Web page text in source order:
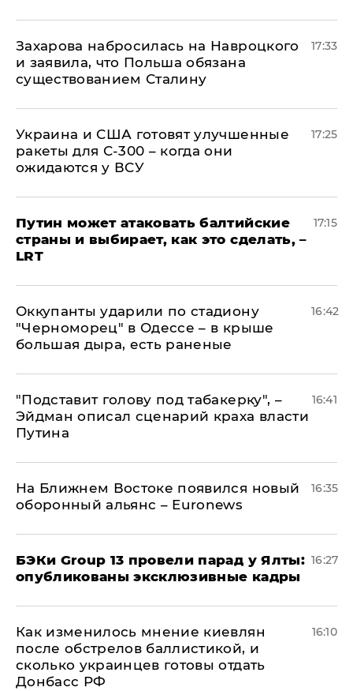
​Захарова набросилась на Навроцкого
и заявила, что Польша обязана
существованием Сталину
17:33
Украина и США готовят улучшенные
ракеты для С-300 – когда они
ожидаются у ВСУ
17:25
Путин может атаковать балтийские
страны и выбирает, как это сделать, –
LRT
17:15
Оккупанты ударили по стадиону
"Черноморец" в Одессе – в крыше
большая дыра, есть раненые
16:42
​"Подставит голову под табакерку", –
Эйдман описал сценарий краха власти
Путина
16:41
На Ближнем Востоке появился новый
оборонный альянс – Euronews
16:35
​БЭКи Group 13 провели парад у Ялты:
опубликованы эксклюзивные кадры
16:27
Как изменилось мнение киевлян
после обстрелов баллистикой, и
сколько украинцев готовы отдать
Донбасс РФ
16:10